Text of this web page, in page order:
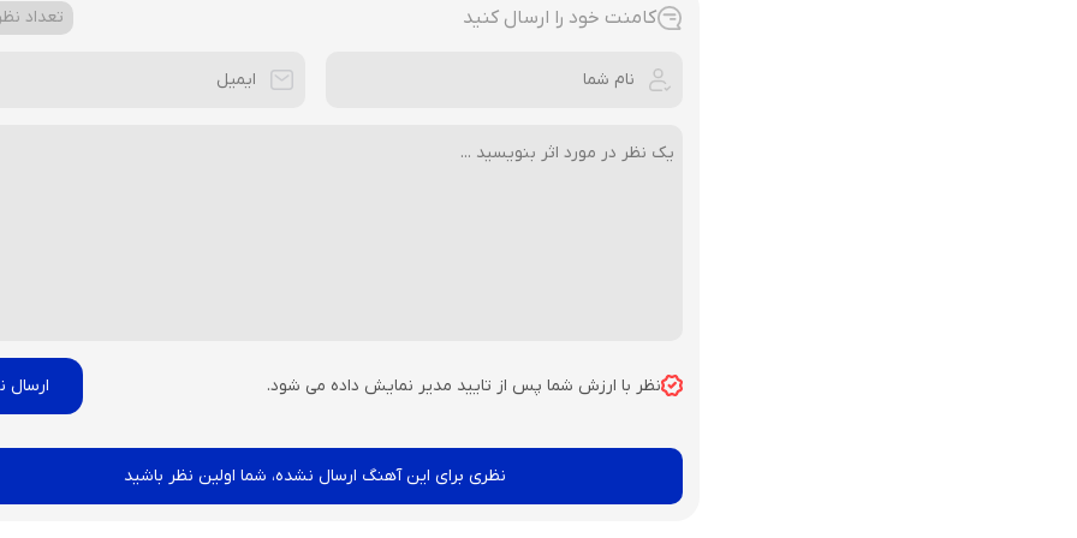
کامنت خود را ارسال کنید تعداد
نظر با ارزش شما پس از تایید مدیر نمایش داده می شود.
نظری برای این آهنگ ارسال نشده، شما اولین نظر باشید